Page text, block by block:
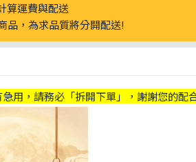
算運費與配送
品，為求品質將分開配送!
用，請務必「拆開下單」，謝謝您的配